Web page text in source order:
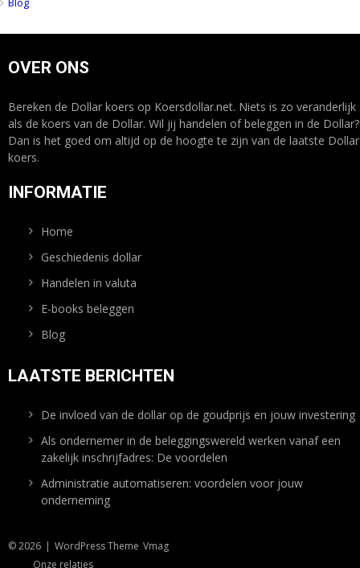
OVER ONS
Bereken de Dollar koers op Koersdollar.net. Niets is zo veranderlijk
als de koers van de Dollar. Wil jij handelen of beleggen in de Dollar?
Dan is het goed om altijd op de hoogte te zijn van de laatste Dollar
koers.
INFORMATIE
Home
Geschiedenis dollar
Handelen in valuta
E-books beleggen
Blog
LAATSTE BERICHTEN
De invloed van de dollar op de goudprijs en jouw investering
Als ondernemer in de beleggingswereld werken vanaf een
zakelijk inschrijfadres: De voordelen
Administratie automatiseren: voordelen voor jouw
onderneming
© 2026 | WordPress Theme Vmag
Onze relaties